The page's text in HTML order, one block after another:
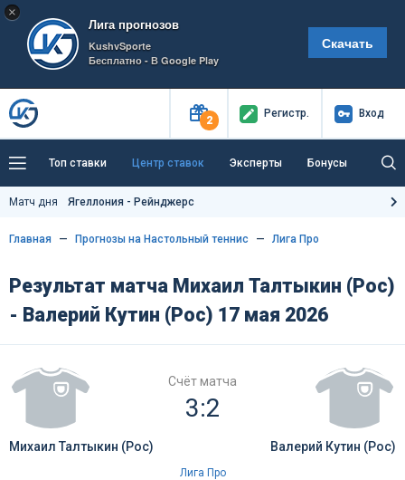
×
Лига прогнозов
KushvSporte
Бесплатно - В Google Play
Скачать
2
Регистр. Вход
Топ ставки Центр ставок Эксперты Бонусы
Тренды Букмекеры
Как тут заработать?
Матч дня Ягеллония - Рейнджерс
Главная Прогнозы на Настольный теннис Лига Про
Результат матча Михаил Талтыкин (Рос)
- Валерий Кутин (Рос) 17 мая 2026
Счёт матча
3:2
Михаил Талтыкин (Рос) Валерий Кутин (Рос)
Лига Про